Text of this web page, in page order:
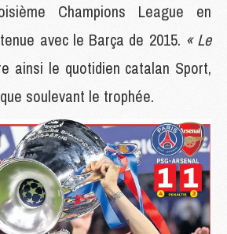
Champions League en
avec le Barça de 2015. « Le
ainsi le quotidien catalan Sport,
soulevant le trophée.